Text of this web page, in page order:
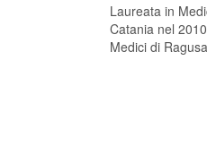
Laureata in
Catania nel
Medici di